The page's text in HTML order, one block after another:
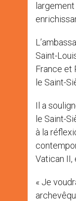
Saint-
France et
le Saint-
Il a
le Saint-
à la
Vatican II,
« Je